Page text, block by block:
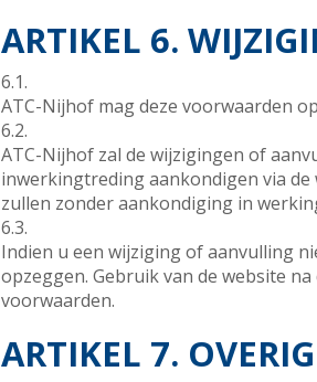
ARTIKEL 6.
6.1.
ATC-Nijhof mag deze voorwaarden
6.2.
ATC-Nijhof zal de wijzigingen of
inwerkingtreding aankondigen via
zullen zonder aankondiging in
6.3.
Indien u een wijziging of aanvulling
opzeggen. Gebruik van de website
voorwaarden.
ARTIKEL 7.